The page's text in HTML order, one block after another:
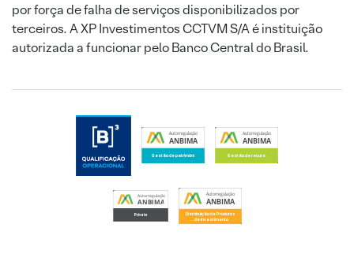
por força de falha de serviços disponibilizados por
terceiros. A XP Investimentos CCTVM S/A é instituição
autorizada a funcionar pelo Banco Central do Brasil.